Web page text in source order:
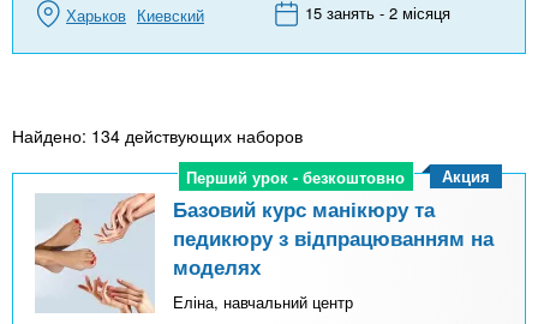
Харьков Киевский 15 занять - 2 місяця
Найдено: 134 действующих наборов
Перший урок - безкоштовно
Перший урок - безкоштовно
Базовий курс манікюру та
педикюру з відпрацюванням на
моделях
Еліна, навчальний центр
Акция